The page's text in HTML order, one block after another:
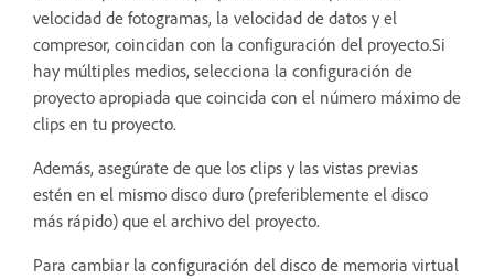
velocidad de fotogramas, la velocidad de datos y el
compresor, coincidan con la configuración del proyecto.Si
hay múltiples medios, selecciona la configuración de
proyecto apropiada que coincida con el número máximo de
clips en tu proyecto.
Además, asegúrate de que los clips y las vistas previas
estén en el mismo disco duro (preferiblemente el disco
más rápido) que el archivo del proyecto.
Para cambiar la configuración del disco de memoria virtual